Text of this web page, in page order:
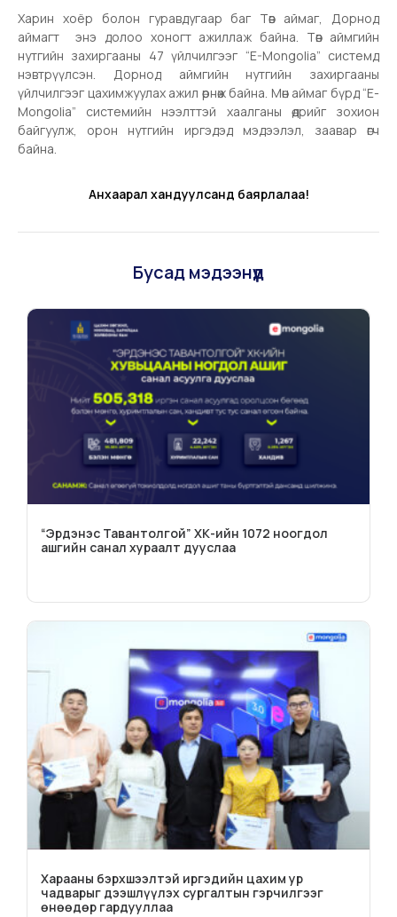
Харин хоёр болон гуравдугаар баг Төв аймаг, Дорнод
аймагт энэ долоо хоногт ажиллаж байна. Төв аймгийн
нутгийн захиргааны 47 үйлчилгээг “E-Mongolia” системд
нэвтрүүлсэн. Дорнод аймгийн нутгийн захиргааны
үйлчилгээг цахимжуулах ажил өрнөж байна. Мөн аймаг бүрд “E-
Mongolia” системийн нээлттэй хаалганы өдрийг зохион
байгуулж, орон нутгийн иргэдэд мэдээлэл, заавар өгч
байна.
Анхаарал хандуулсанд баярлалаа!
Бусад мэдээнүүд
“Эрдэнэс Тавантолгой” ХК-ийн 1072 ноогдол
ашгийн санал хураалт дууслаа
Харааны бэрхшээлтэй иргэдийн цахим ур
чадварыг дээшлүүлэх сургалтын гэрчилгээг
өнөөдөр гардууллаа